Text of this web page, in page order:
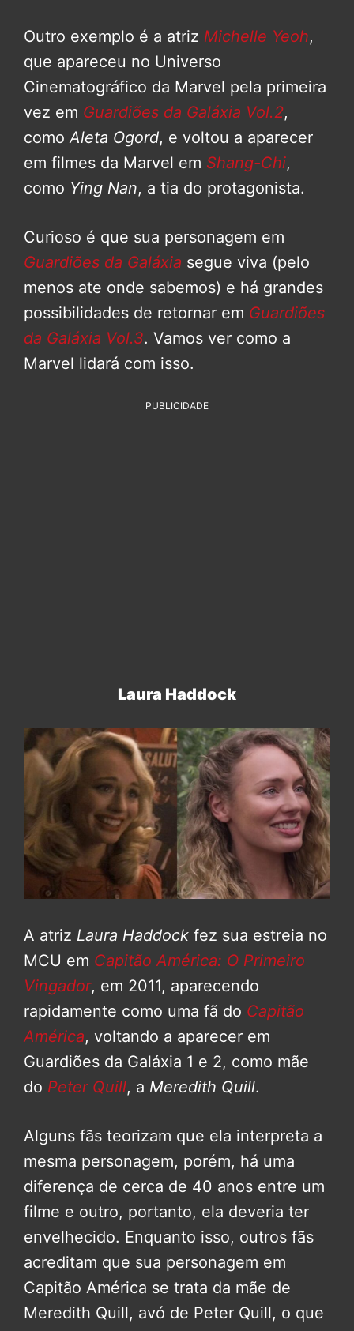
Outro exemplo é a atriz Michelle Yeoh,
que apareceu no Universo
Cinematográfico da Marvel pela primeira
vez em Guardiões da Galáxia Vol.2,
comoAleta Ogord, e voltou a aparecer
em filmes da Marvel em Shang-Chi,
como Ying Nan, a tia do protagonista.
Curioso é que sua personagem em
Guardiões da Galáxia segue viva (pelo
menos ate onde sabemos) e há grandes
possibilidades de retornar em Guardiões
da Galáxia Vol.3. Vamos ver como a
Marvel lidará com isso.
PUBLICIDADE
Laura Haddock
A atriz Laura Haddock fez sua estreia no
MCU em Capitão América: O Primeiro
Vingador, em 2011, aparecendo
rapidamente como uma fã do Capitão
América, voltando a aparecer em
Guardiões da Galáxia 1 e 2, como mãe
do Peter Quill, a Meredith Quill.
Alguns fãs teorizam que ela interpreta a
mesma personagem, porém, há uma
diferença de cerca de 40 anos entre um
filme e outro, portanto, ela deveria ter
envelhecido. Enquanto isso, outros fãs
acreditam que sua personagem em
Capitão América se trata da mãe de
Meredith Quill, avó de Peter Quill, o que